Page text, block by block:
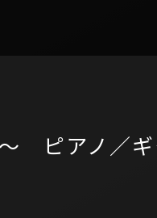
ピアノ／ギ